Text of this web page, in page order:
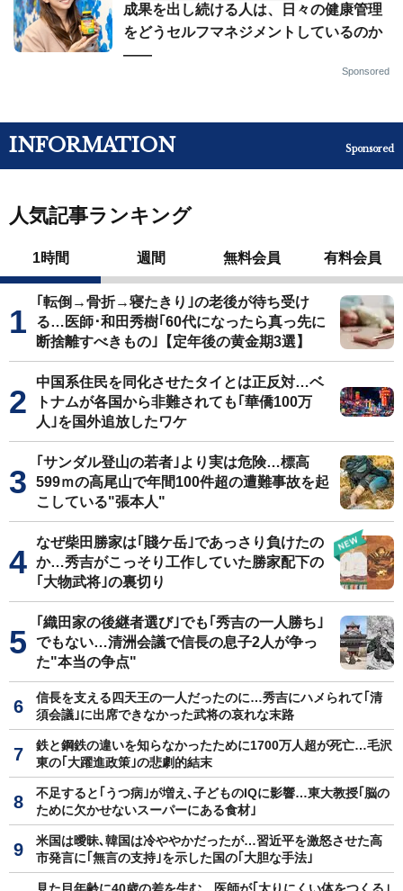
成果を出し続ける人は、日々の健康管理
をどうセルフマネジメントしているのか
——
Sponsored
INFORMATION Sponsored
人気記事ランキング
1時間 週間 無料会員 有料会員
｢転倒→骨折→寝たきり｣の老後が待ち受け
る…医師･和田秀樹｢60代になったら真っ先に
断捨離すべきもの｣【定年後の黄金期3選】
中国系住民を同化させたタイとは正反対…ベ
トナムが各国から非難されても｢華僑100万
人｣を国外追放したワケ
｢サンダル登山の若者｣より実は危険…標高
599ｍの高尾山で年間100件超の遭難事故を起
こしている"張本人"
なぜ柴田勝家は｢賤ケ岳｣であっさり負けたの
か…秀吉がこっそり工作していた勝家配下の
｢大物武将｣の裏切り
｢織田家の後継者選び｣でも｢秀吉の一人勝ち｣
でもない…清洲会議で信長の息子2人が争っ
た"本当の争点"
信長を支える四天王の一人だったのに…秀吉にハメられて｢清
須会議｣に出席できなかった武将の哀れな末路
鉄と鋼鉄の違いを知らなかったために1700万人超が死亡…毛沢
東の｢大躍進政策｣の悲劇的結末
不足すると｢うつ病｣が増え､子どものIQに影響…東大教授｢脳の
ために欠かせないスーパーにある食材｣
米国は曖昧､韓国は冷ややかだったが…習近平を激怒させた高
市発言に｢無言の支持｣を示した国の｢大胆な手法｣
見た目年齢に40歳の差を生む…医師が｢太りにくい体をつくる｣